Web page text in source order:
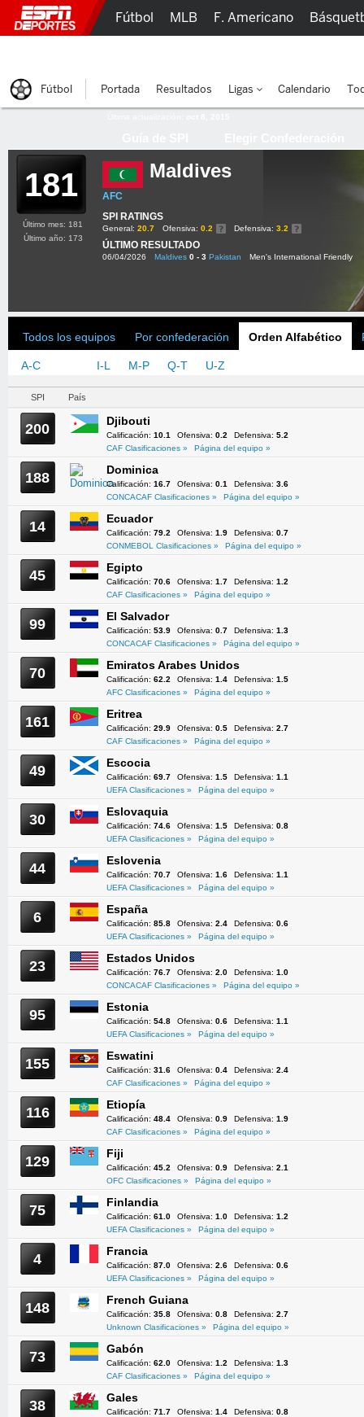
181 Maldives
AFC
SPI RATINGS
General: 20.7 Ofensiva: 0.2 Defensiva: 3.2
ÚLTIMO RESULTADO
06/04/2026 Maldives 0 - 3 Pakistan Men's International Friendly
Último mes: 181
Último año: 173
Todos los equipos Por confederación Orden Alfabético
A-C I-L M-P Q-T U-Z
SPI País
200 Djibouti
Calificación: 10.1 Ofensiva: 0.2 Defensiva: 5.2
CAF Clasificaciones »
Página del equipo »
188 Dominica
Calificación: 16.7 Ofensiva: 0.1 Defensiva: 3.6
CONCACAF Clasificaciones »
Página del equipo »
14 Ecuador
Calificación: 79.2 Ofensiva: 1.9 Defensiva: 0.7
CONMEBOL Clasificaciones »
Página del equipo »
45 Egipto
Calificación: 70.6 Ofensiva: 1.7 Defensiva: 1.2
CAF Clasificaciones »
Página del equipo »
99 El Salvador
Calificación: 53.9 Ofensiva: 0.7 Defensiva: 1.3
CONCACAF Clasificaciones »
Página del equipo »
70 Emiratos Arabes Unidos
Calificación: 62.2 Ofensiva: 1.4 Defensiva: 1.5
AFC Clasificaciones »
Página del equipo »
161 Eritrea
Calificación: 29.9 Ofensiva: 0.5 Defensiva: 2.7
CAF Clasificaciones »
Página del equipo »
49 Escocia
Calificación: 69.7 Ofensiva: 1.5 Defensiva: 1.1
UEFA Clasificaciones »
Página del equipo »
30 Eslovaquia
Calificación: 74.6 Ofensiva: 1.5 Defensiva: 0.8
UEFA Clasificaciones »
Página del equipo »
44 Eslovenia
Calificación: 70.7 Ofensiva: 1.6 Defensiva: 1.1
UEFA Clasificaciones »
Página del equipo »
6 España
Calificación: 85.8 Ofensiva: 2.4 Defensiva: 0.6
UEFA Clasificaciones »
Página del equipo »
23 Estados Unidos
Calificación: 76.7 Ofensiva: 2.0 Defensiva: 1.0
CONCACAF Clasificaciones »
Página del equipo »
95 Estonia
Calificación: 54.8 Ofensiva: 0.6 Defensiva: 1.1
UEFA Clasificaciones »
Página del equipo »
155 Eswatini
Calificación: 31.6 Ofensiva: 0.4 Defensiva: 2.4
CAF Clasificaciones »
Página del equipo »
116 Etiopía
Calificación: 48.4 Ofensiva: 0.9 Defensiva: 1.9
CAF Clasificaciones »
Página del equipo »
129 Fiji
Calificación: 45.2 Ofensiva: 0.9 Defensiva: 2.1
OFC Clasificaciones »
Página del equipo »
75 Finlandia
Calificación: 61.0 Ofensiva: 1.0 Defensiva: 1.2
UEFA Clasificaciones »
Página del equipo »
4 Francia
Calificación: 87.0 Ofensiva: 2.6 Defensiva: 0.6
UEFA Clasificaciones »
Página del equipo »
148 French Guiana
Calificación: 35.8 Ofensiva: 0.8 Defensiva: 2.7
Unknown Clasificaciones »
Página del equipo »
73 Gabón
Calificación: 62.0 Ofensiva: 1.2 Defensiva: 1.3
CAF Clasificaciones »
Página del equipo »
38 Gales
Calificación: 71.7 Ofensiva: 1.4 Defensiva: 0.8
Fútbol MLB F. Americano
Fútbol Portada Resultados Ligas Calendario